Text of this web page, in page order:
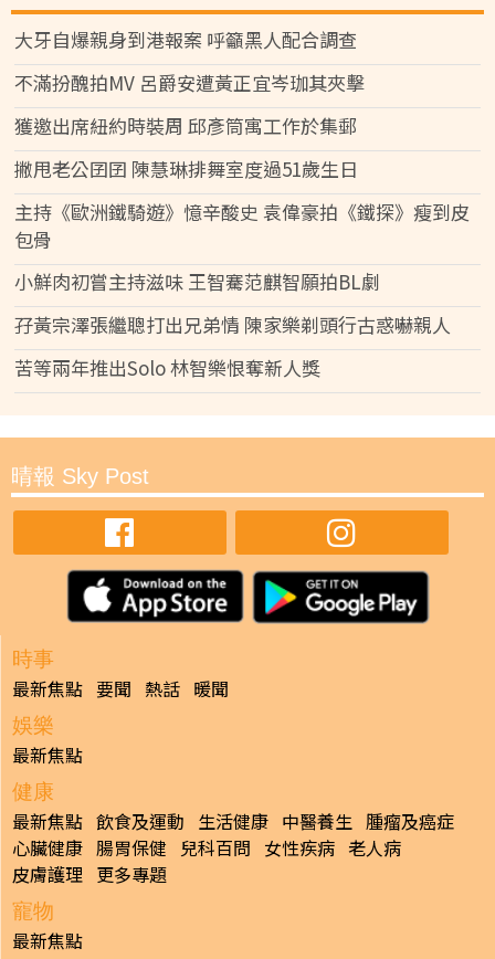
大牙自爆親身到港報案 呼籲黑人配合調查
不滿扮醜拍MV 呂爵安遭黃正宜岑珈其夾擊
獲邀出席紐約時裝周 邱彥筒寓工作於集郵
撇甩老公囝囝 陳慧琳排舞室度過51歲生日
主持《歐洲鐵騎遊》憶辛酸史 袁偉豪拍《鐵探》瘦到皮
包骨
小鮮肉初嘗主持滋味 王智騫范麒智願拍BL劇
孖黃宗澤張繼聰打出兄弟情 陳家樂剃頭行古惑嚇親人
苦等兩年推出Solo 林智樂恨奪新人獎
晴報 Sky Post
時事
最新焦點 要聞 熱話 暖聞
娛樂
最新焦點
健康
最新焦點 飲食及運動 生活健康 中醫養生 腫瘤及癌症
心臟健康 腸胃保健 兒科百問 女性疾病 老人病
皮膚護理 更多專題
寵物
最新焦點